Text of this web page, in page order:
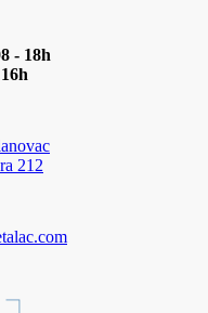
- 18h
212